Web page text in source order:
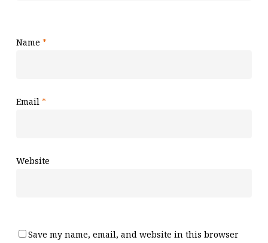
Name *
Email *
Website
Save my name, email, and website in this browser